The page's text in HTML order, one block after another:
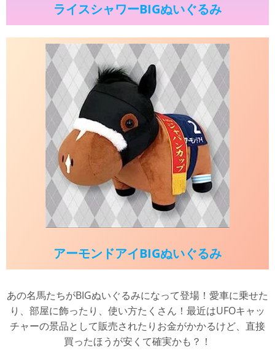
ライスシャワーBIGぬいぐるみ
アーモンドアイBIGぬいぐるみ
あの名馬たちがBIGぬいぐるみになって登場！愛車に乗せた
り、部屋に飾ったり、使い方たくさん！最近はUFOキャッ
チャーの景品として販売されたりお金がかかるけど、直接
買ったほうが安くて確実かも？！